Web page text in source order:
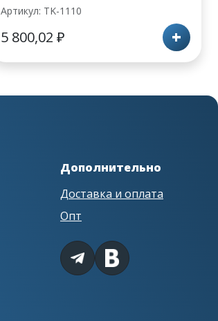
Артикул: TK-1110
5 800,02 ₽ +
Дополнительно
Доставка и оплата
Опт